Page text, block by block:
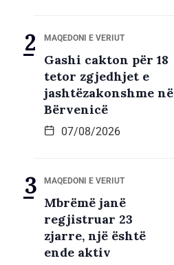
MAQEDONI E VERIUT
Gashi cakton për 18
tetor zgjedhjet e
jashtëzakonshme në
Bërvenicë
07/08/2026
MAQEDONI E VERIUT
Mbrëmë janë
regjistruar 23
zjarre, një është
ende aktiv